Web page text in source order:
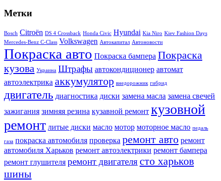
Метки
Bosch Citroën DS 4 Crossback Honda Civic Hyundai Kia Niro Kiev Fashion Days
Mercedes-Benz C-Class Volkswagen Автокапитал Автоновости
Покраска авто Покраска бампера Покраска
кузова Украина Штрафы автокондиционер автомат
автоэлектрика аккумулятор внедорожник гибрид
двигатель диагностика диски замена масла замена свечей
зажигания зимняя резина кузавной ремонт кузовной
ремонт литые диски масло мотор моторное масло педаль
газа покраска автомобиля проверка ремонт авто ремонт
автомобиля Харьков ремонт автоэлектрики ремонт бампера
ремонт глушителя ремонт двигателясто харьков
шины